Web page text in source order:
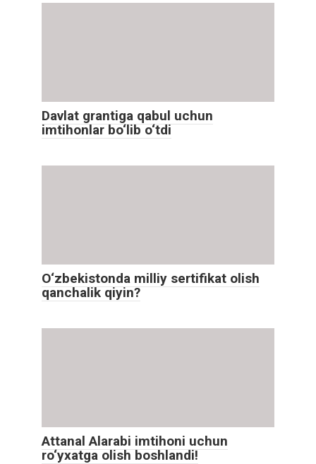
Davlat grantiga qabul uchun
imtihonlar bo‘lib o‘tdi
O‘zbekistonda milliy sertifikat olish
qanchalik qiyin?
Attanal Alarabi imtihoni uchun
ro‘yxatga olish boshlandi!